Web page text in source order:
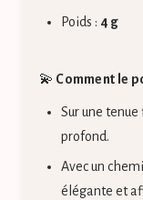
Poids : 4 g
💫 Comment le
Sur une
profond.
Avec un
élégante et